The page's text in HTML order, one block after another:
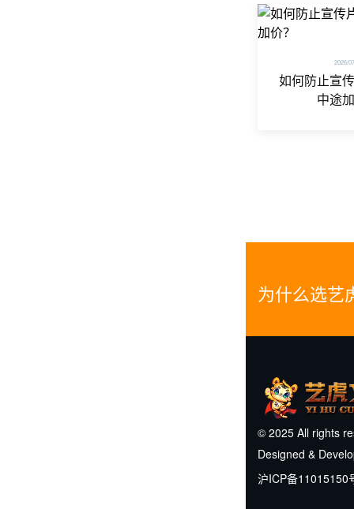
2026/
如何防止宣
中途
为什么选艺
© 2025 All rights
Designed &
沪ICP备11015150